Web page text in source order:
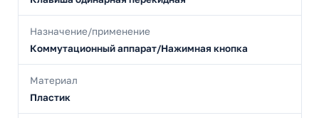
Назначение/применение
Коммутационный аппарат/Нажимная кнопка
Материал
Пластик